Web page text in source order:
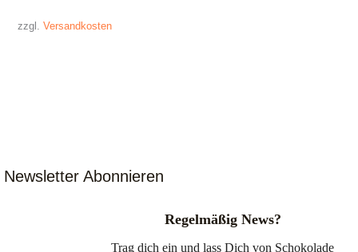
zzgl.Versandkosten
Newsletter Abonnieren
Regelmäßig News?
Trag dich ein und lass Dich von Schokolade